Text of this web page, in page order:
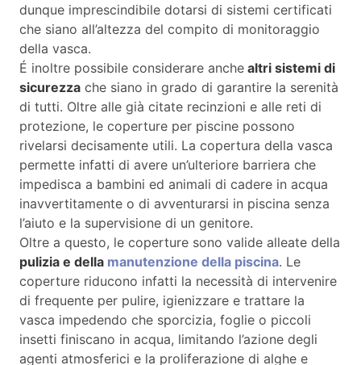
dunque imprescindibile dotarsi di sistemi certificati
che siano all’altezza del compito di monitoraggio
della vasca.
É inoltre possibile considerare anche altri sistemi di
sicurezza che siano in grado di garantire la serenità
di tutti. Oltre alle già citate recinzioni e alle reti di
protezione, le coperture per piscine possono
rivelarsi decisamente utili. La copertura della vasca
permette infatti di avere un’ulteriore barriera che
impedisca a bambini ed animali di cadere in acqua
inavvertitamente o di avventurarsi in piscina senza
l’aiuto e la supervisione di un genitore.
Oltre a questo, le coperture sono valide alleate della
pulizia e della manutenzione della piscina. Le
coperture riducono infatti la necessità di intervenire
di frequente per pulire, igienizzare e trattare la
vasca impedendo che sporcizia, foglie o piccoli
insetti finiscano in acqua, limitando l’azione degli
agenti atmosferici e la proliferazione di alghe e